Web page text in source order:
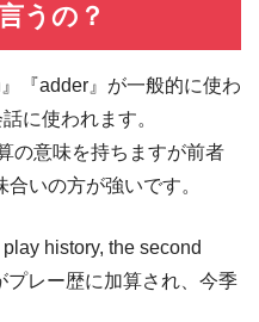
うの？
『adder』が一般的に使わ
に使われます。
の意味を持ちますが前者
いの方が強いです。
history, the second
プレー歴に加算され、今季